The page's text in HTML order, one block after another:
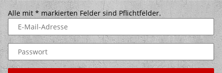
Alle mit * markierten Felder sind Pflichtfelder.
E-Mail-Adresse
Passwort